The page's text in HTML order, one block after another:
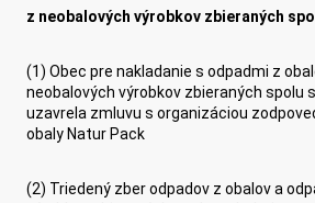
z neobalových výrobkov zbieraných
(1) Obec pre nakladanie s odpadmi z
neobalových výrobkov zbieraných spolu
uzavrela zmluvu s organizáciou
obaly Natur Pack
(2) Triedený zber odpadov z obalov a